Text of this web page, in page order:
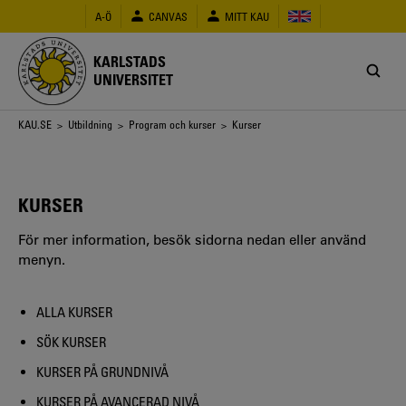
huvudinnehåll
A-Ö CANVAS MITT KAU
KARLSTADS
UNIVERSITET
Länkstig
KAU.SE > Utbildning > Program och kurser > Kurser
KURSER
För mer information, besök sidorna nedan eller använd
menyn.
ALLA KURSER
SÖK KURSER
KURSER PÅ GRUNDNIVÅ
KURSER PÅ AVANCERAD NIVÅ